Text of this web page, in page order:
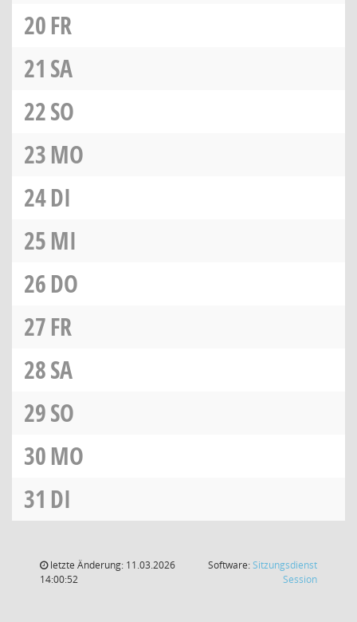
20FR
21 SA
22SO
23MO
24DI
25MI
26DO
27FR
28SA
29SO
30MO
31 DI
letzte Änderung: 11.03.2026
14:00:52
Software:Sitzungsdienst
Session(Wird in